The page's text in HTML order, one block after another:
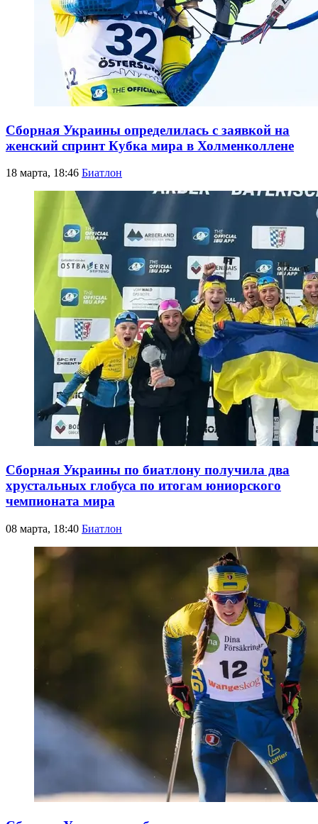
Сборная Украины определилась с заявкой на
женский спринт Кубка мира в Холменколлене
18 марта, 18:46 Биатлон
Сборная Украины по биатлону получила два
хрустальных глобуса по итогам юниорского
чемпионата мира
08 марта, 18:40 Биатлон